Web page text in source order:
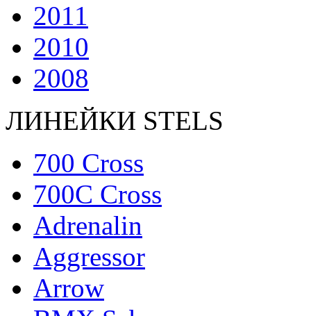
2011
2010
2008
ЛИНЕЙКИ STELS
700 Cross
700C Cross
Adrenalin
Aggressor
Arrow